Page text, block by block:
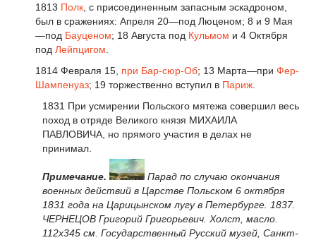
1813 Полк , с присоединенным запасным эскадроном,
был в сражениях: Апреля 20—под Люценом; 8 и 9 Мая
—под Бауценом; 18 Августа под Кульмом и 4 Октября
под Лейпцигом
1814 Февраля 15, при Бар-сюр-Об; 13 Марта—при Фер-
Шампенуаз; 19 торжественно вступил в Париж
1831 При усмирении Польского мятежа совершил весь
поход в отряде Великого князя МИХАИЛА
ПАВЛОВИЧА, но прямого участия в делах не
принимал.
Примечание.
Парад по случаю окончания
военных действий в Царстве Польском 6 октября
1831 года на Царицынском лугу в Петербурге. 1837.
ЧЕРНЕЦОВ Григорий Григорьевич. Холст, масло.
112x345 см. Государственный Русский музей, Санкт-